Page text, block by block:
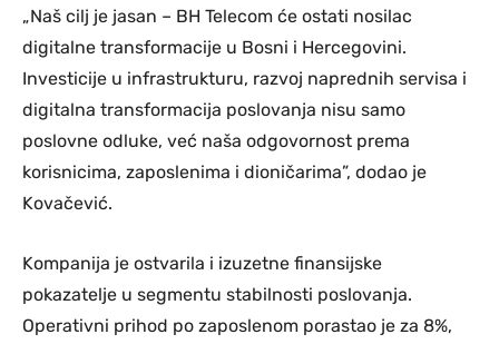
„Naš cilj je jasan – BH Telecom će ostati nosilac
digitalne transformacije u Bosni i Hercegovini.
Investicije u infrastrukturu, razvoj naprednih servisa i
digitalna transformacija poslovanja nisu samo
poslovne odluke, već naša odgovornost prema
korisnicima, zaposlenima i dioničarima”, dodao je
Kovačević.
Kompanija je ostvarila i izuzetne finansijske
pokazatelje u segmentu stabilnosti poslovanja.
Operativni prihod po zaposlenom porastao je za 8%,